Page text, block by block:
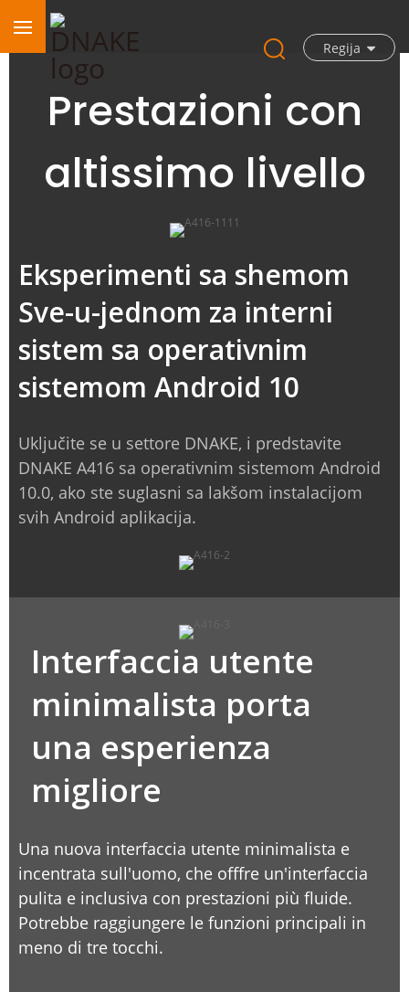
Regija
Prestazioni con
altissimo livello
Eksperimenti sa shemom
Sve-u-jednom za interni
sistem sa operativnim
sistemom Android 10
Uključite se u settore DNAKE, i predstavite
DNAKE A416 sa operativnim sistemom Android
10.0, ako ste suglasni sa lakšom instalacijom
svih Android aplikacija.
Interfaccia utente
minimalista porta
una esperienza
migliore
Una nuova interfaccia utente minimalista e
incentrata sull'uomo, che offfre un'interfaccia
pulita e inclusiva con prestazioni più fluide.
Potrebbe raggiungere le funzioni principali in
meno di tre tocchi.